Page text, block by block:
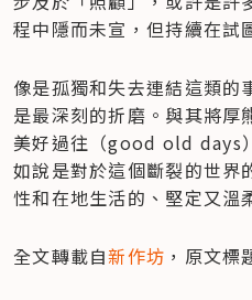
程中隱而未宣，但持續在試
像是孤獨和失去連結這類的
是最深刻的折磨。與其將厚
美好過往（good old days
如說是對於這個斷裂的世界
性和在地生活的、堅定又溫
全文轉載自新作坊 ，原文標